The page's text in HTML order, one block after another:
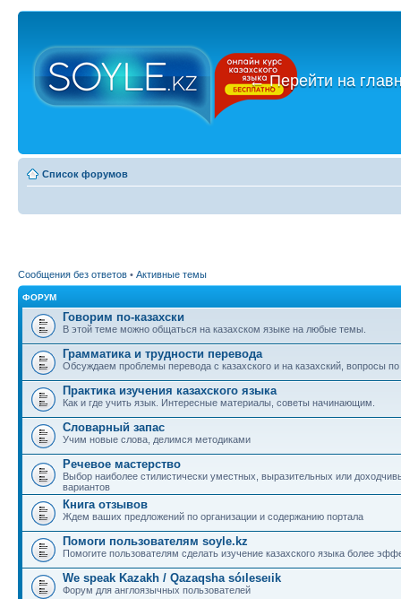
←Перейти на
Список форумов
Сообщения без ответов • Активные темы
ФОРУМ
Говорим по-казахски
В этой теме можно общаться на казахском языке на любые темы.
Грамматика и трудности перевода
Обсуждаем проблемы перевода с казахского и на казахский, вопросы
Практика изучения казахского языка
Как и где учить язык. Интересные материалы, советы начинающим.
Словарный запас
Учим новые слова, делимся методиками
Речевое мастерство
Выбор наиболее стилистически уместных, выразительных или
вариантов
Книга отзывов
Ждем ваших предложений по организации и содержанию портала
Помоги пользователям soyle.kz
Помогите пользователям сделать изучение казахского языка более
We speak Kazakh / Qazaqsha sóıleseıik
Форум для англоязычных пользователей